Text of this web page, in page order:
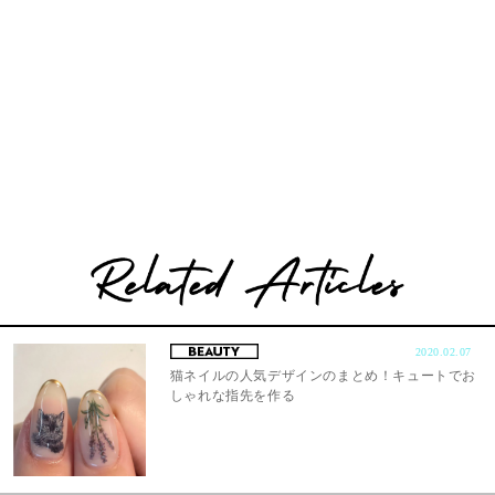
2020.02.07
猫ネイルの人気デザインのまとめ！キュートでお
しゃれな指先を作る